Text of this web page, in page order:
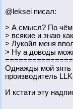
@leksei писал:
> А смысл? По
> всякие и знаю
> Лукойл меня
> Ну а доводы
Однажды мой зять
производитель
И кстати эту